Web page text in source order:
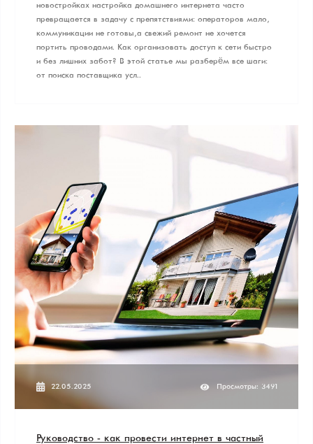
новостройках настройка домашнего интернета часто
превращается в задачу с препятствиями: операторов мало,
коммуникации не готовы, а свежий ремонт не хочется
портить проводами. Как организовать доступ к сети быстро
и без лишних забот? В этой статье мы разберём все шаги:
от поиска поставщика усл..
22.05.2025 Просмотры: 3491
Руководство - как провести интернет в частный